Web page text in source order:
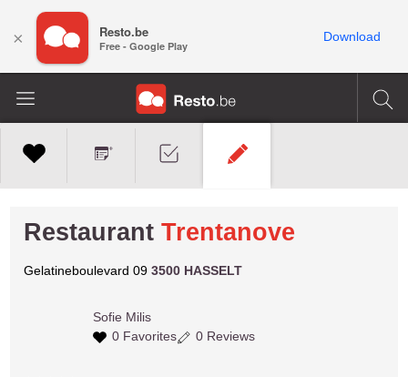
Restaurant Trentanove
Gelatineboulevard 093500 HASSELT
Sofie Milis
0 Favorites
0 Reviews
× Resto.be
Free - Google Play
Download